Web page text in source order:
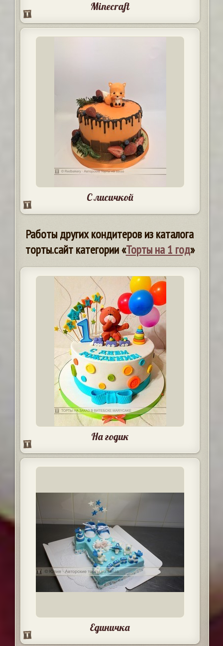
Minecraft
С лисичкой
Работы других кондитеров из каталога
торты.сайт категории «Торты на 1 год»
На годик
Единичка